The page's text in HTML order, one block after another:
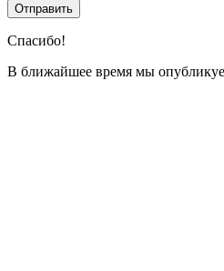
Спасибо!
В ближайшее время мы